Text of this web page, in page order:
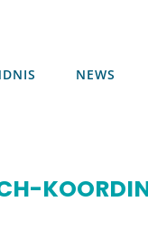
NEWS
NEWS